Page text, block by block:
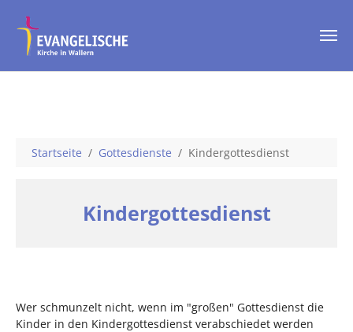
You are here:
Startseite Gottesdienste Kindergottesdienst
Kindergottesdienst
Wer schmunzelt nicht, wenn im "großen" Gottesdienst die
Kinder in den Kindergottesdienst verabschiedet werden